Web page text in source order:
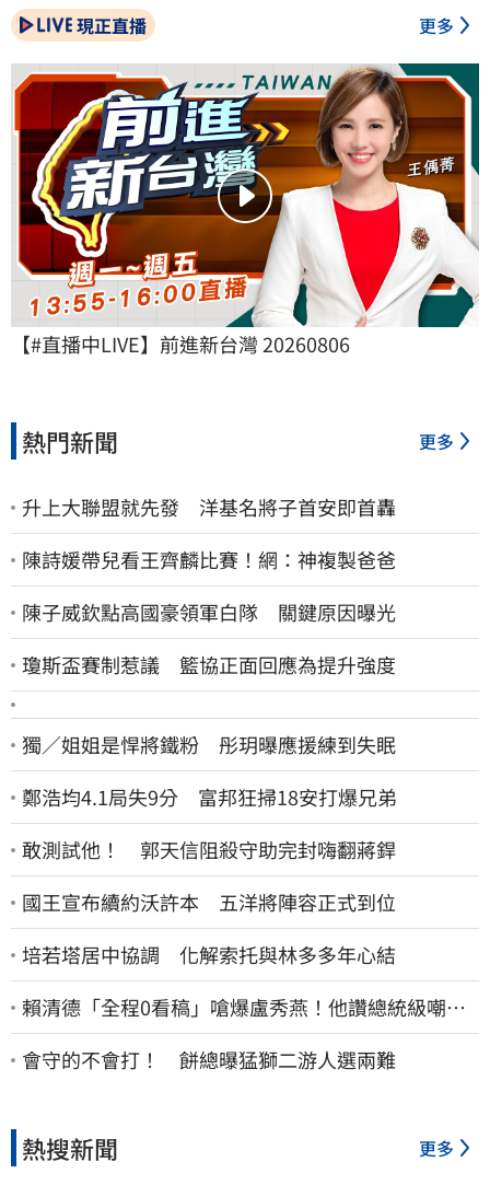
現正直播 更多
【#直播中LIVE】前進新台灣 20260806
熱門新聞 更多
升上大聯盟就先發 洋基名將子首安即首轟
陳詩媛帶兒看王齊麟比賽！網：神複製爸爸
陳子威欽點高國豪領軍白隊 關鍵原因曝光
瓊斯盃賽制惹議 籃協正面回應為提升強度
獨／姐姐是悍將鐵粉 彤玥曝應援練到失眠
鄭浩均4.1局失9分 富邦狂掃18安打爆兄弟
敢測試他！ 郭天信阻殺守助完封嗨翻蔣銲
國王宣布續約沃許本 五洋將陣容正式到位
培若塔居中協調 化解索托與林多多年心結
賴清德「全程0看稿」嗆爆盧秀燕！他讚總統級嘲
諷：把8年總帳一次掀翻
會守的不會打！ 餅總曝猛獅二游人選兩難
熱搜新聞 更多